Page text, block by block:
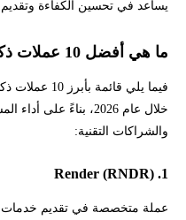
يساعد في تحسين الكفاءة وتقديم
ما هي أفضل 10 عملات ذكاء اصطناعي في عام 2026؟
فيما يلي
خلال عام 2026، بناءً
والشراكات التقنية:
1. Render (RNDR)